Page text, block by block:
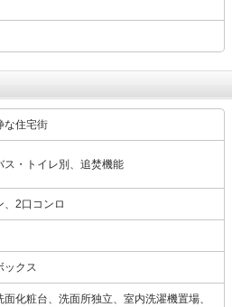
な住宅街
ス・トイレ別、追焚機能
、2口コンロ
ックス
化粧台、洗面所独立、室内洗濯機置場、